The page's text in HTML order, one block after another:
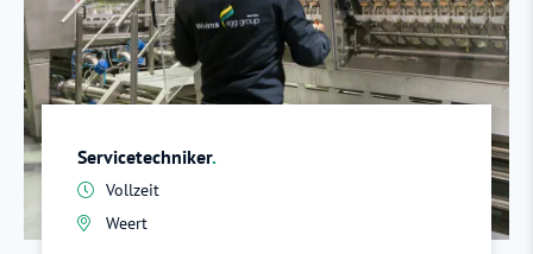
Servicetechniker.
Vollzeit
Weert